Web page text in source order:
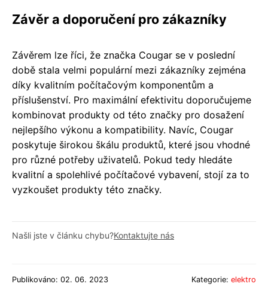
Závěr a doporučení pro zákazníky
Závěrem lze říci, že značka Cougar se v poslední
době stala velmi populární mezi zákazníky zejména
díky kvalitním počítačovým komponentům a
příslušenství. Pro maximální efektivitu doporučujeme
kombinovat produkty od této značky pro dosažení
nejlepšího výkonu a kompatibility. Navíc, Cougar
poskytuje širokou škálu produktů, které jsou vhodné
pro různé potřeby uživatelů. Pokud tedy hledáte
kvalitní a spolehlivé počítačové vybavení, stojí za to
vyzkoušet produkty této značky.
Našli jste v článku chybu?Kontaktujte nás
Publikováno: 02. 06. 2023 Kategorie: elektro